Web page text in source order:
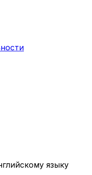
языку